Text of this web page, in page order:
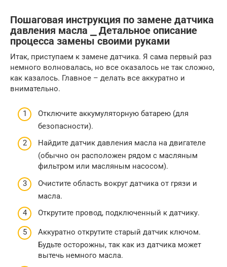
Пошаговая инструкция по замене датчика
давления масла ⎯ Детальное описание
процесса замены своими руками
Итак, приступаем к замене датчика. Я сама первый раз
немного волновалась, но все оказалось не так сложно,
как казалось. Главное – делать все аккуратно и
внимательно.
Отключите аккумуляторную батарею (для
безопасности).
Найдите датчик давления масла на двигателе
(обычно он расположен рядом с масляным
фильтром или масляным насосом).
Очистите область вокруг датчика от грязи и
масла.
Открутите провод, подключенный к датчику.
Аккуратно открутите старый датчик ключом.
Будьте осторожны, так как из датчика может
вытечь немного масла.